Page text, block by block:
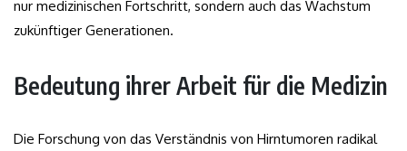
nur medizinischen Fortschritt, sondern auch das Wachstum
zukünftiger Generationen.
Bedeutung ihrer Arbeit für die Medizin
Die Forschung von das Verständnis von Hirntumoren radikal